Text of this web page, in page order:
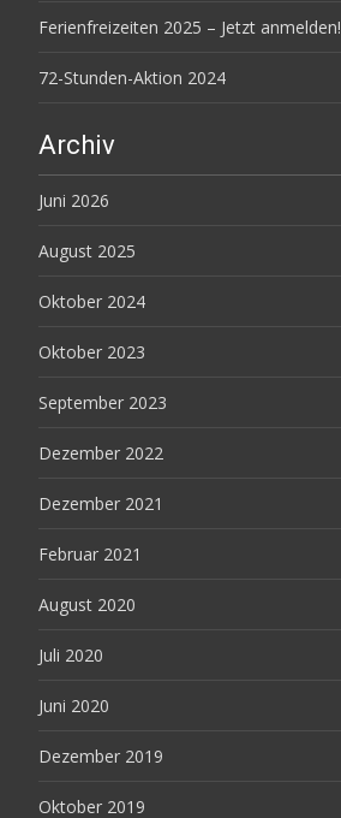
Ferienfreizeiten 2025 – Jetzt anmelden!
72-Stunden-Aktion 2024
Archiv
Juni 2026
August 2025
Oktober 2024
Oktober 2023
September 2023
Dezember 2022
Dezember 2021
Februar 2021
August 2020
Juli 2020
Juni 2020
Dezember 2019
Oktober 2019